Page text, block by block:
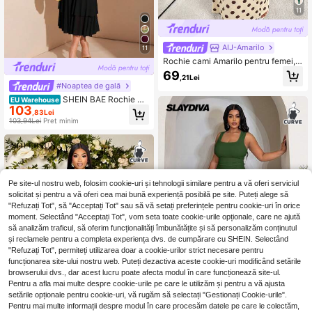
11
#Noaptea de gală
EU Warehouse SHEIN BAE Rochie mi
di mulată pentru femei, mărime plus,
cu decolteu în V, tiv pliabil, rochie d
103 ,83Lei
103,94Lei Preț minim
7
11
AIJ-Amarilo
Rochie cami Amarilo pentru femei,
mărimi mari, sexy și la modă, cu imp
rimeu în model wave, decolteu adâ
tru petreceri, cu poisoare, de vară
69 ,21Lei
Slaydiva CURVE
Pe site-ul nostru web, folosim cookie-uri și tehnologii similare pentru a vă oferi serviciul
solicitat și pentru a vă oferi cea mai bună experiență posibilă pe site. Puteți alege să
"Refuzați Tot", să "Acceptați Tot" sau să vă setați preferințele pentru cookie-uri în orice
moment. Selectând "Acceptați Tot", vom seta toate cookie-urile opționale, care ne ajută
să analizăm traficul, să oferim funcționalități îmbunătățite și să personalizăm conținutul
și reclamele pentru a completa experiența dvs. de cumpărare cu SHEIN. Selectând
"Refuzați Tot", permiteți utilizarea doar a cookie-urilor strict necesare pentru
funcționarea site-ului nostru web. Puteți dezactiva aceste cookie-uri modificând setările
browserului dvs., dar acest lucru poate afecta modul în care funcționează site-ul.
Pentru a afla mai multe despre cookie-urile pe care le utilizăm și pentru a vă ajusta
setările opționale pentru cookie-uri, vă rugăm să selectați "Gestionați Cookie-urile".
Pentru mai multe informații despre modul în care procesăm datele pe care le colectăm,